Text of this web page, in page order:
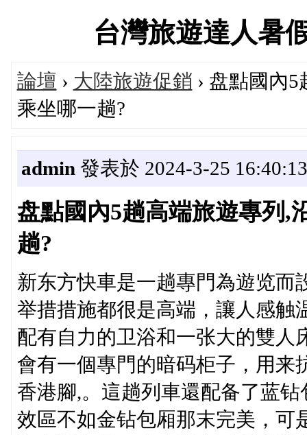
台灣旅遊達人暑
論壇 › 大陸旅遊促銷 › 盘點國內
乘坐哪一趟?
admin 發表於 2024-3-25 16:40:13
盘點國內5趟高端旅遊專列,
趟?
新东方快車是一趟專門為遊览而
举措措施都很是高端，讓人感触
配有自力的卫浴和一张大的雙人
會有一個專門的暗码柜子，用来
香港腳,。這趟列車還配备了蓝
效區不如金钻包厢那末完美，可